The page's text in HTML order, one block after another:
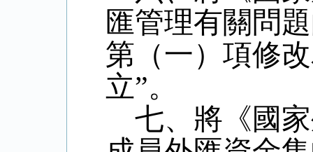
匯管理有關問
第（一）項修
立”。
七、將《國